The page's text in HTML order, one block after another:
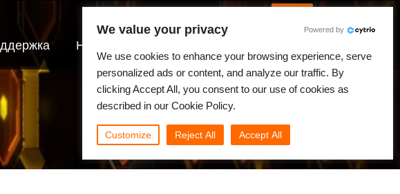
Новости
We value your privacy Powered by
We use cookies to enhance your browsing experience, serve
personalized ads or content, and analyze our traffic. By
clicking Accept All, you consent to our use of cookies as
described in our Cookie Policy.
Customize Reject All Accept All